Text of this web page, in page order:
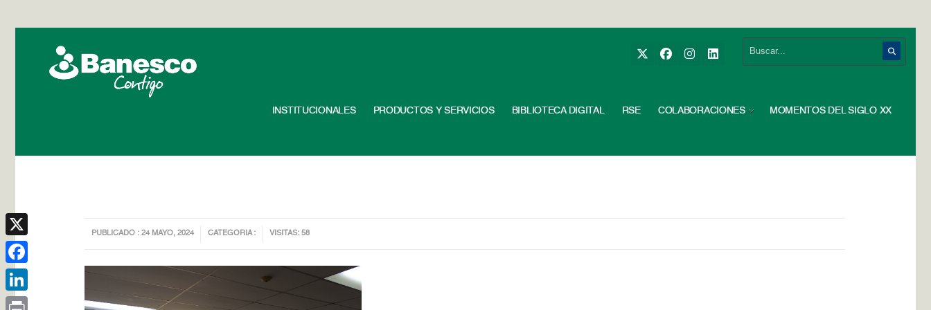
INSTITUCIONALES PRODUCTOS Y SERVICIOS BIBLIOTECA DIGITAL RSE COLABORACIONES MOMENTOS DEL SIGLO XX
PUBLICADO : 24 MAYO, 2024 CATEGORIA : VISITAS: 58
X
Facebook
LinkedIn